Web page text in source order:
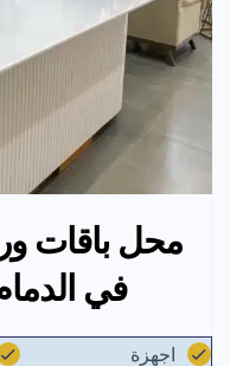
محل باقات
في
اجهزة